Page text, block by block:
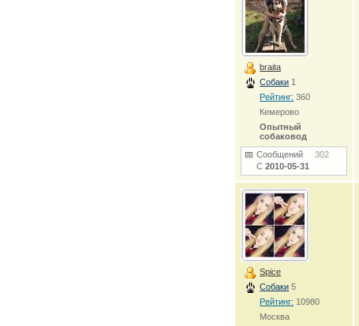
braita
Собаки 1
Рейтинг: 360
Кемерово
Опытный
собаковод
Сообщений302
С2010-05-31
Spice
Собаки 5
Рейтинг: 10980
Москва